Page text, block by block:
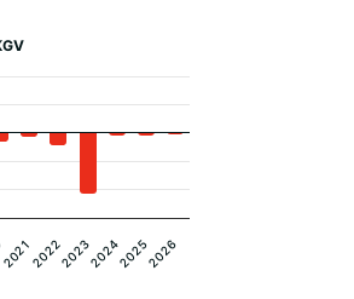
2022 2024 2026
2021 2023 2025